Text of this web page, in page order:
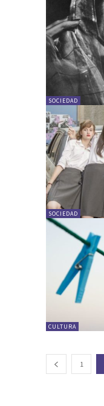
SOCIEDAD
SOCIEDAD
CULTURA
1